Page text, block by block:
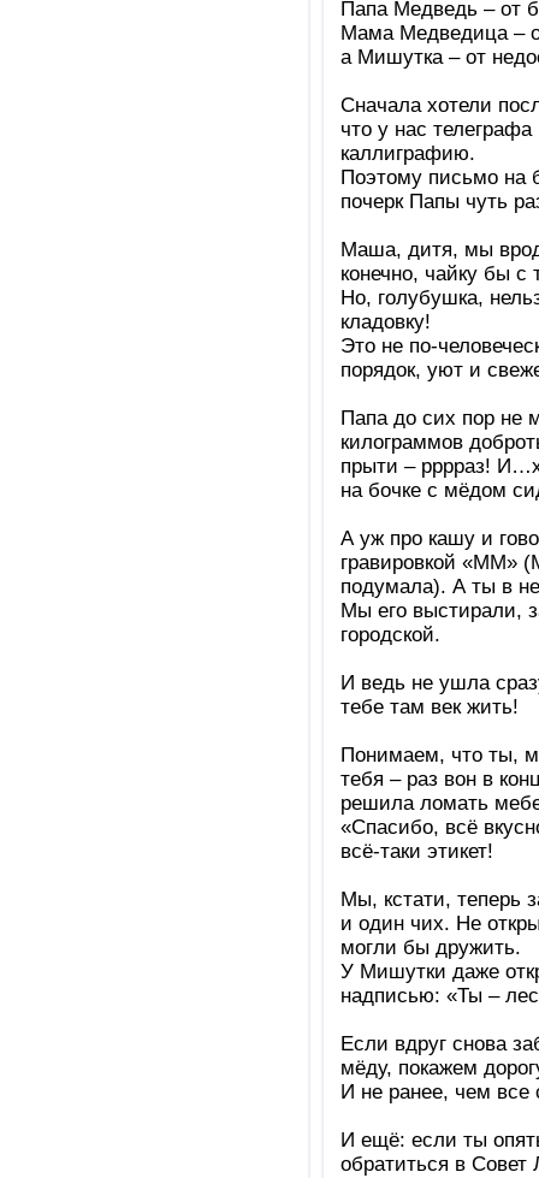
Папа Медведь – от
Мама Медведица –
а Мишутка – от
Сначала хотели
что у нас
каллиграфию.
Поэтому письмо на
почерк Папы чуть
Маша, дитя, мы
конечно, чайку бы с
Но, голубушка,
кладовку!
Это не по-
порядок, уют и
Папа до сих пор не
килограммов
прыти – рррраз!
на бочке с мёдом
А уж про кашу и
гравировкой «ММ»
подумала). А ты в
Мы его выстирали,
городской.
И ведь не ушла
тебе там век жить!
Понимаем, что ты,
тебя – раз вон в
решила ломать
«Спасибо, всё
всё-таки этикет!
Мы, кстати, теперь
и один чих. Не
могли бы дружить.
У Мишутки даже
надписью: «Ты –
Если вдруг снова
мёду, покажем
И не ранее, чем все
И ещё: если ты
обратиться в Совет